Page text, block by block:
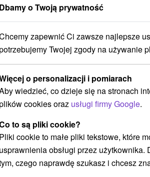
Chata
Králiky
Krásna
v obci
Dbamy o Twoją prywatność
zapewnić Ci zawsze najlepsze
Twojej zgody na używanie
o personalizacji i pomiarach
wiedzieć, co dzieje się na stronach
cookies oraz usługi firmy Google.
to są pliki cookie?
Pliki cookie to małe pliki tekstowe, które
usprawnienia obsługi przez
czego naprawdę szukasz i chcesz